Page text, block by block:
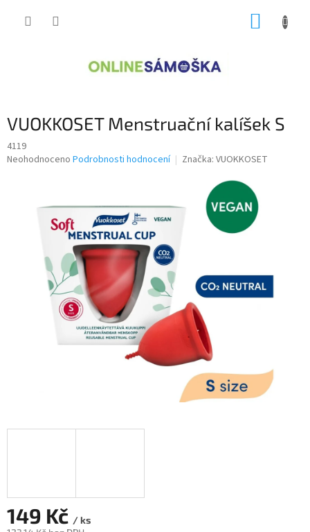
VUOKKOSET Menstruační kalíšek S
4119
Průměrné
Neohodnoceno Podrobnosti hodnocení Značka: VUOKKOSET
149 Kč / ks